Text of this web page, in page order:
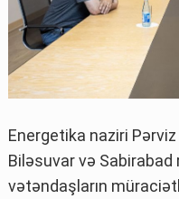
Energetika naziri
Biləsuvar və Sabirabad
vətəndaşların